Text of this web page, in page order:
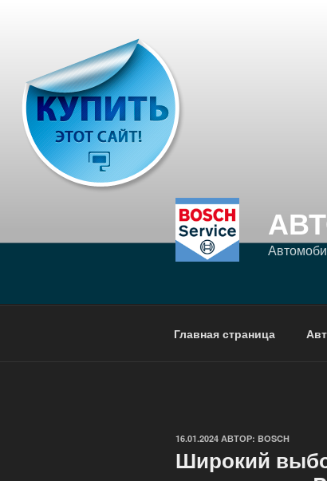
Главная страница
ОПУБЛИКОВАНО
16.01.2024 АВТОР: BOSCH
Широкий